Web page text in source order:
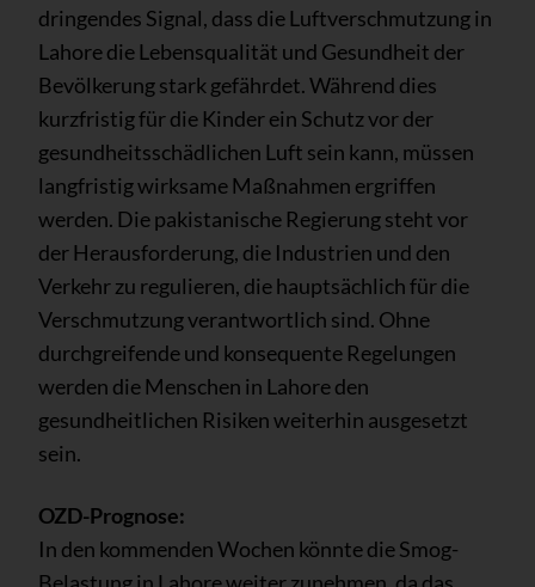
dringendes Signal, dass die Luftverschmutzung in
Lahore die Lebensqualität und Gesundheit der
Bevölkerung stark gefährdet. Während dies
kurzfristig für die Kinder ein Schutz vor der
gesundheitsschädlichen Luft sein kann, müssen
langfristig wirksame Maßnahmen ergriffen
werden. Die pakistanische Regierung steht vor
der Herausforderung, die Industrien und den
Verkehr zu regulieren, die hauptsächlich für die
Verschmutzung verantwortlich sind. Ohne
durchgreifende und konsequente Regelungen
werden die Menschen in Lahore den
gesundheitlichen Risiken weiterhin ausgesetzt
sein.
OZD-Prognose:
In den kommenden Wochen könnte die Smog-